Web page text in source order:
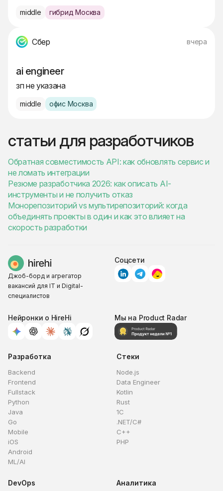
middle гибрид Москва
Сбер вчера
ai engineer
зп не указана
middle офис Москва
статьи для разработчиков
Обратная совместимость API: как обновлять сервис и
не ломать интеграции
Резюме разработчика 2026: как описать AI-
инструменты и не получить отказ
Монорепозиторий vs мультирепозиторий: когда
объединять проекты в один и как это влияет на
скорость разработки
Джоб-борд и агрегатор
вакансий для IT и Digital-
специалистов
Соцсети
Нейронки о HireHi Мы на Product Radar
Разработка
Backend
Frontend
Fullstack
Python
Java
Go
Mobile
iOS
Android
ML/AI
Стеки
Node.js
Data Engineer
Kotlin
Rust
1C
.NET/C#
C++
PHP
DevOps Аналитика